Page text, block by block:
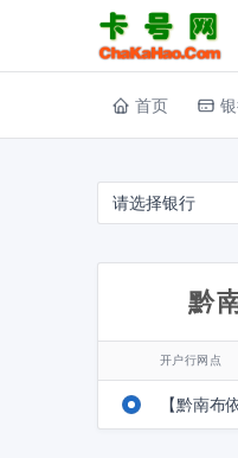
首页
黔
开户行网点
【黔南